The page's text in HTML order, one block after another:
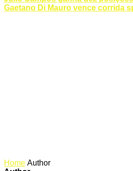
Gaetano Di Mauro vence corrida
Home Author